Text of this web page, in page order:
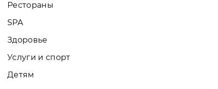
Рестораны
SPA
Здоровье
Услуги и спорт
Детям